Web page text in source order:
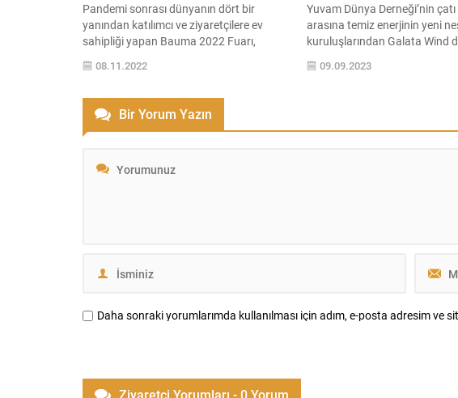
Pandemi sonrası dünyanın dört bir
yanından katılımcı ve ziyaretçilere ev
sahipliği yapan Bauma 2022 Fuarı,
Almanya’nın Münih kentinde düzenlendi.
İnşaat sektörünün ihtiyaç duyduğu
alan Teksan; dizel jeneratörleri, taşıma
kolaylığı ile pratik bir kullanım sunan
kiralık / mobil jeneratörler, aydınlatma
08.11.2022
Yuvam Dünya Derneği’nin
arasına temiz enerjinin yeni
kuruluşlarından Galata Wind
Yuvam Dünya Derneği’nin
gücü ve hikâye anlatma
09.09.2023
Bir Yorum Yazın
Daha sonraki yorumlarımda kullanılması için adım, e-posta adresim ve
Ziyaretçi Yorumları - 0 Yorum